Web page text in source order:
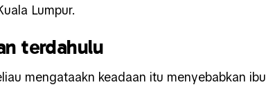
Lumpur.
terdahulu
mengataakn keadaan itu menyebabkan ibu